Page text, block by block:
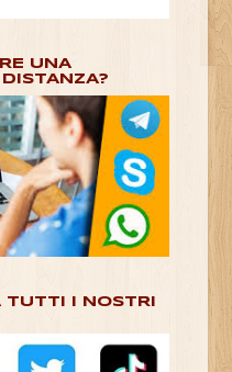
UNA
TUTTI I NOSTRI